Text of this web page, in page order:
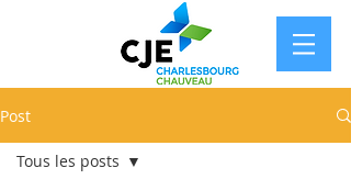
Post
Tous les posts